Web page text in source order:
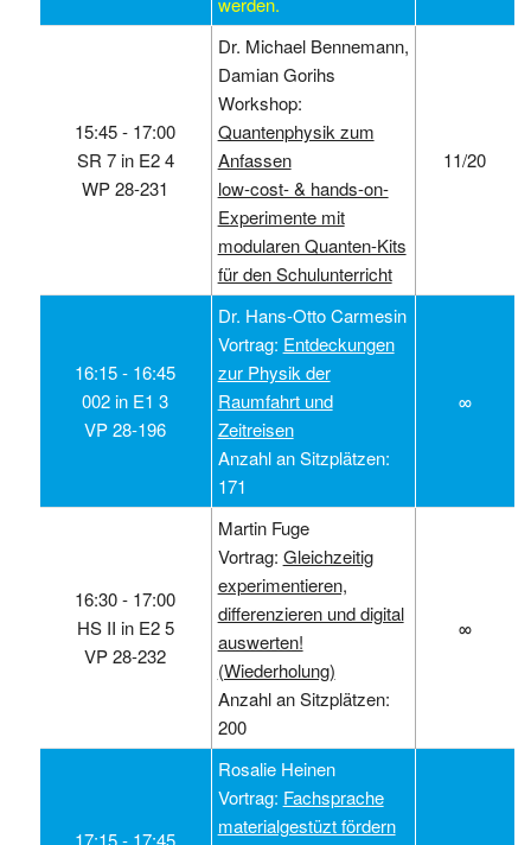
15:45 ‑ 17:00
SR 7 in E2 4
WP 28-231
Dr. Michael Bennemann,
Damian Gorihs
Workshop:
Quantenphysik zum
Anfassen
low-cost- & hands-on-
Experimente mit
modularen Quanten-Kits
für den Schulunterricht
11/20
16:15 ‑ 16:45
002 in E1 3
VP 28-196
Dr. Hans-Otto Carmesin
Vortrag: Entdeckungen
zur Physik der
Raumfahrt und
Zeitreisen
Anzahl an Sitzplätzen:
171
∞
16:30 ‑ 17:00
HS II in E2 5
VP 28-232
Martin Fuge
Vortrag: Gleichzeitig
experimentieren,
differenzieren und digital
auswerten!
(Wiederholung)
Anzahl an Sitzplätzen:
200
∞
17:15 ‑ 17:45
Rosalie Heinen
Vortrag: Fachsprache
materialgestüzt fördern